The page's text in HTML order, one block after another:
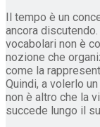
Il tempo è un
ancora
vocabolari non è
nozione che
come la
Quindi, a volerlo
non è altro che la
succede lungo il